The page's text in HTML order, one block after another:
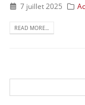
7 juillet 2025
READ MORE...